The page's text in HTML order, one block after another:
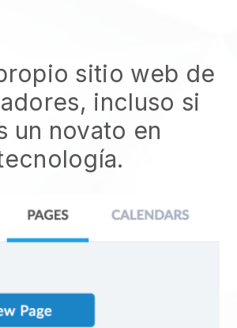
sitio web de
incluso si
un novato en